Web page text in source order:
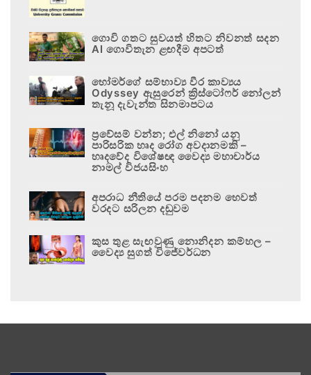
ගොවි ගතට සුවයත් හිතට නිවනත් සදන
AI ගොවිතැන ළඟදීම අපටත්
හෝමර්ගේ සම්භාව්‍ය වීර කාව්‍යය
Odyssey ඇසුරෙන් ක්‍රිස්ටෝෆර් නෝලන්
තැනූ දැවැන්ත සිනමාපටය
ප්‍රවේසම් වන්න; එල් නිනෝ යනු
පාරිසරික හෘද රෝග අවදානමකි –
හෘදවේද විශේෂඥ වෛද්‍ය මහාචාර්ය
නාමල් විජයසිංහ
අපරාධ නීතියේ පරම පදනම හෙවත්
වරදට සරිලන දඬුවම
කුස තුළ සැඟවුණු නොනිදන කම්හල –
වෛද්‍ය සුගත් විජේවර්ධන